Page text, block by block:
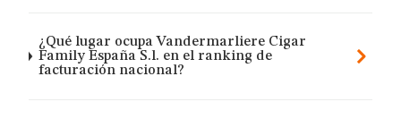
¿Qué lugar ocupa Vandermarliere Cigar
Family España S.l. en el ranking de
facturación nacional?